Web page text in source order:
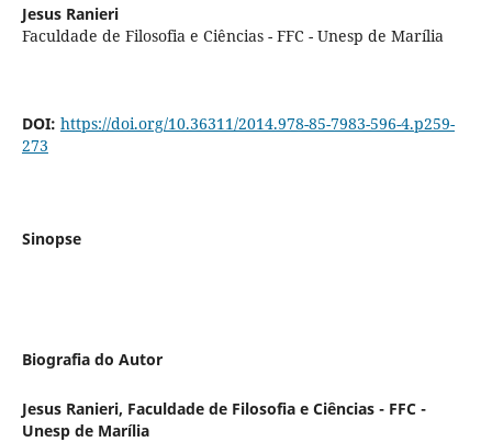
Jesus Ranieri
Faculdade de Filosofia e Ciências - FFC - Unesp de Marília
DOI: https://doi.org/10.36311/2014.978-85-7983-596-4.p259-
273
Sinopse
Biografia do Autor
Jesus Ranieri, Faculdade de Filosofia e Ciências - FFC -
Unesp de Marília